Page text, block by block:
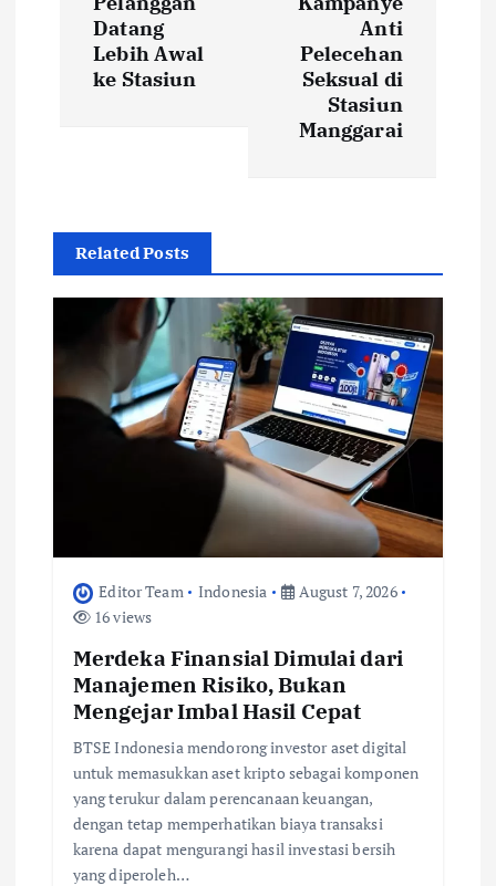
g
a
t
Datang
Lebih Awal
ke Stasiun
Anti
Pelecehan
Seksual di
Stasiun
Manggarai
Related Posts
Editor Team Indonesia
August 7, 2026
16 views
Merdeka Finansial Dimulai dari
Manajemen Risiko, Bukan
Mengejar Imbal Hasil Cepat
BTSE Indonesia mendorong investor aset digital
untuk memasukkan aset kripto sebagai komponen
yang terukur dalam perencanaan keuangan,
dengan tetap memperhatikan biaya transaksi
karena dapat mengurangi hasil investasi bersih
yang diperoleh…